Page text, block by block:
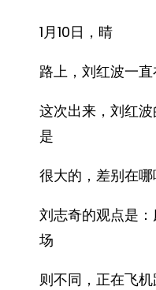
1月10日，晴
路上，刘红波一
这次出来，刘红
是
很大的，差别在哪
刘志奇的观点是
场
则不同，正在飞